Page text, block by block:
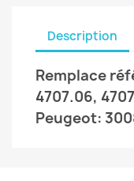
Description
Remplace
4707.06,
Peugeot: